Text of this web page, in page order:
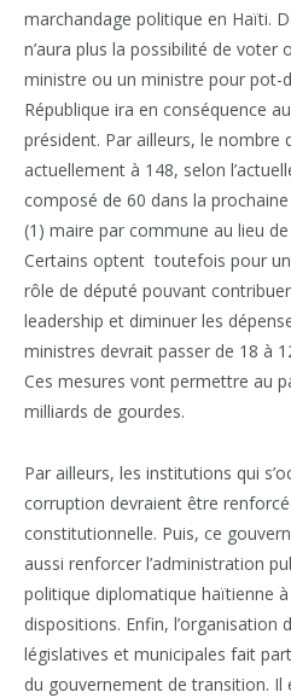
marchandage politique en Haïti.
n’aura plus la possibilité de voter
ministre ou un ministre pour pot-
République ira en conséquence
président. Par ailleurs, le nombre
actuellement à 148, selon
composé de 60 dans la
(1) maire par commune au lieu
Certains optent toutefois pour
rôle de député pouvant
leadership et diminuer les
ministres devrait passer de 18 à
Ces mesures vont permettre au
milliards de gourdes.
Par ailleurs, les institutions qui
corruption devraient être
constitutionnelle. Puis, ce
aussi renforcer l’administration
politique diplomatique haïtienne
dispositions. Enfin, l’organisation
législatives et municipales fait
du gouvernement de transition. Il